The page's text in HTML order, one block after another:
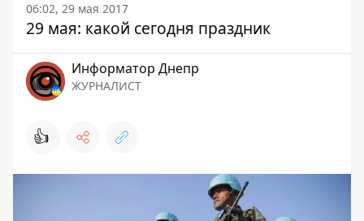
06:02, 29 мая 2017
29 мая: какой сегодня праздник
Информатор Днепр
ЖУРНАЛИСТ
👍